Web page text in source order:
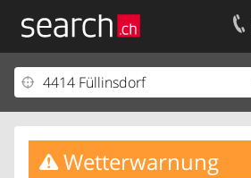
Wetterwarnung
Ihr Eintrag
Kundencenter Geschäftskunden
Impressum